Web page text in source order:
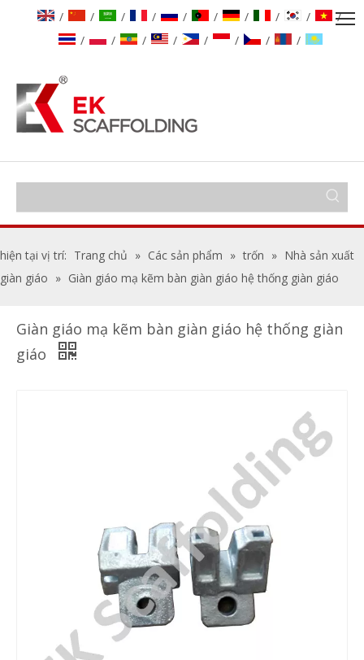
/ / / / / / / / /
/
/
/ / / / / / /
hiện tại vị trí: Trang chủ » Các sản phẩm » trốn » Nhà sản xuất
giàn giáo » Giàn giáo mạ kẽm bàn giàn giáo hệ thống giàn giáo
Giàn giáo mạ kẽm bàn giàn giáo hệ thống giàn
giáo